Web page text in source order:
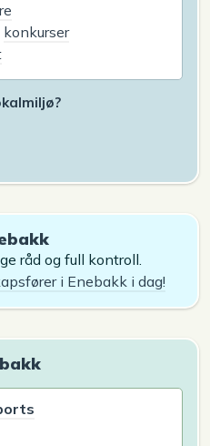
konkurser
råd og full kontroll.
i Enebakk i dag!